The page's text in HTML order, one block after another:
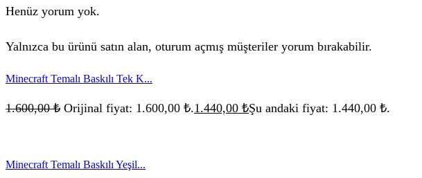
Henüz yorum yok.
Yalnızca bu ürünü satın alan, oturum açmış müşteriler yorum bırakabilir.
Minecraft Temalı Baskılı Tek K...
1.600,00₺ Orijinal fiyat: 1.600,00 ₺.1.440,00 ₺Şu andaki fiyat: 1.440,00 ₺.
Minecraft Temalı Baskılı Yeşil...